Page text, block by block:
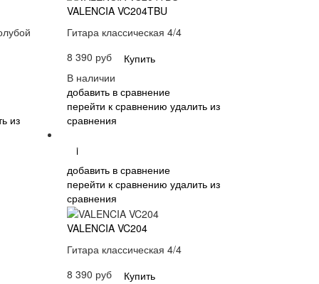
из
VALENCIA VC204TBU
Гитара классическая 4/4
8 390 руб
Купить
В наличии
добавить в сравнение
перейти к сравнению удалить из
сравнения
i
добавить в сравнение
перейти к сравнению удалить из
сравнения
VALENCIA VC204
Гитара классическая 4/4
8 390 руб
Купить